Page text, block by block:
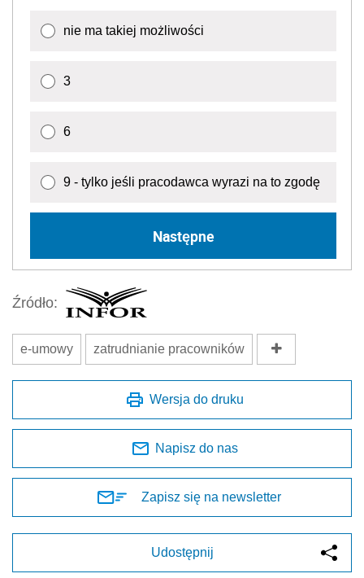
nie ma takiej możliwości
3
6
9 - tylko jeśli pracodawca wyrazi na to zgodę
Następne
Źródło:
e-umowy zatrudnianie pracowników
Wersja do druku
Napisz do nas
Zapisz się na newsletter
Udostępnij